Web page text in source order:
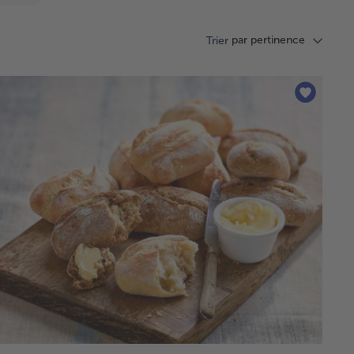
Trier par pertinence